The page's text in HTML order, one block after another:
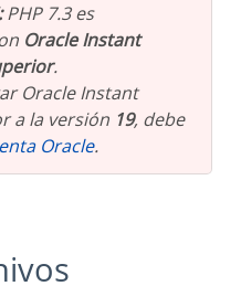
PHP 7.3 es
Oracle Instant
.
Oracle Instant
a la versión 19, debe
Oracle.